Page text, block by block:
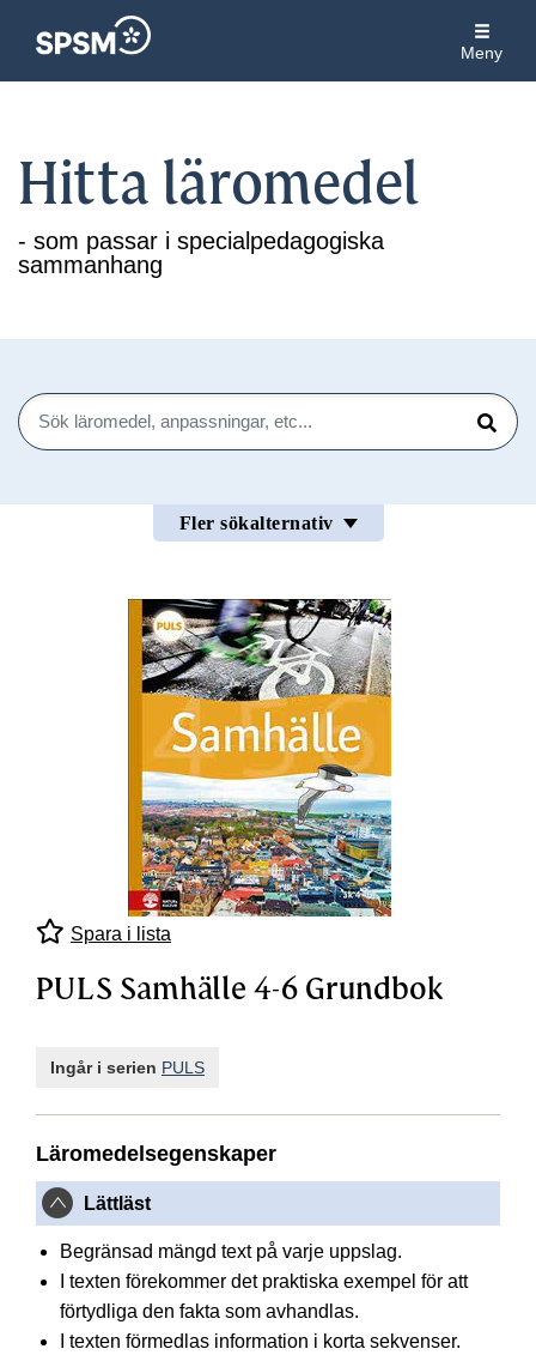
Meny
Hitta läromedel
- som passar i specialpedagogiska
sammanhang
Sök
Sök
Fler sökalternativ
Spara i lista
PULS Samhälle 4-6 Grundbok
Ingår i serien PULS
Läromedelsegenskaper
Lättläst
Begränsad mängd text på varje uppslag.
I texten förekommer det praktiska exempel för att
förtydliga den fakta som avhandlas.
I texten förmedlas information i korta sekvenser.